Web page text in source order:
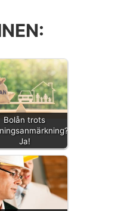
Bolån trots
Ja!